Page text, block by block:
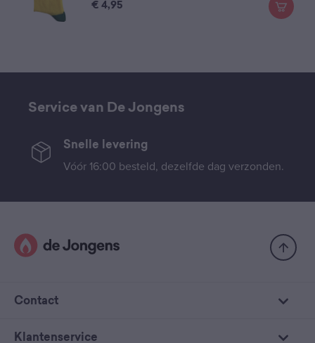
€ 4,95
Service van De Jongens
Snelle levering
Vóór 16:00 besteld, dezelfde dag verzonden.
Contact
Klantenservice